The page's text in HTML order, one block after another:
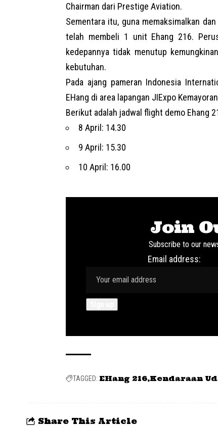
Chairman dari Prestige Aviation.
Sementara itu, guna memaksimalkan
telah membeli 1 unit Ehang 216.
kedepannya tidak menutup
kebutuhan.
Pada ajang pameran Indonesia
EHang di area lapangan JIExpo
Berikut adalah jadwal flight demo Ehang
8 April: 14.30
9 April: 15.30
10 April: 16.00
Join
Subscribe to our
Email address:
TAGGED: EHang 216 Kendaraan
Share This Article